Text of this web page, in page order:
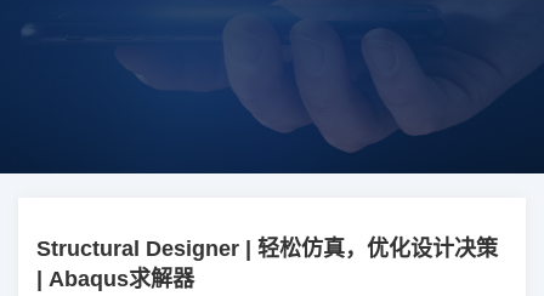
Structural Designer | 轻松仿真，优化设计决策
| Abaqus求解器